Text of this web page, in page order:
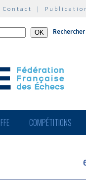
Contact |
FFE COMPÉTITIONS